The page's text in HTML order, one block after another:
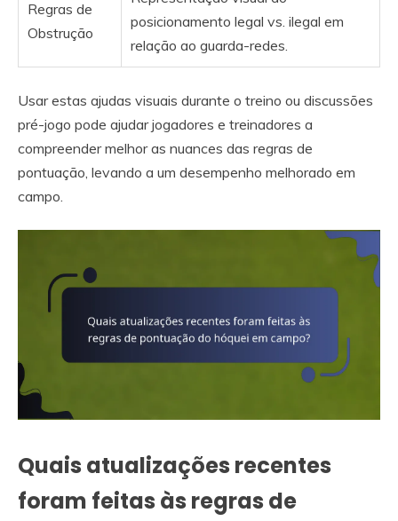
Regras de
Obstrução
posicionamento legal vs. ilegal em
relação ao guarda-redes.
Usar estas ajudas visuais durante o treino ou discussões
pré-jogo pode ajudar jogadores e treinadores a
compreender melhor as nuances das regras de
pontuação, levando a um desempenho melhorado em
campo.
Quais atualizações recentes
foram feitas às regras de